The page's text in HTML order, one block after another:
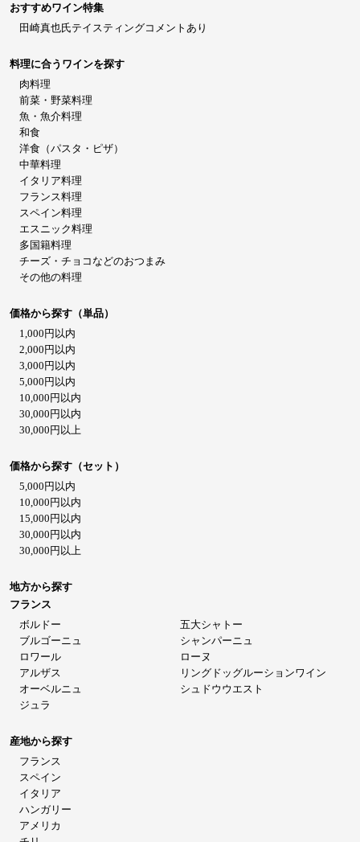
おすすめワイン特集
田崎真也氏テイスティングコメントあり
料理に合うワインを探す
肉料理
前菜・野菜料理
魚・魚介料理
和食
洋食（パスタ・ピザ）
中華料理
イタリア料理
フランス料理
スペイン料理
エスニック料理
多国籍料理
チーズ・チョコなどのおつまみ
その他の料理
価格から探す（単品）
1,000円以内
2,000円以内
3,000円以内
5,000円以内
10,000円以内
30,000円以内
30,000円以上
価格から探す（セット）
5,000円以内
10,000円以内
15,000円以内
30,000円以内
30,000円以上
地方から探す
フランス
ボルドー
五大シャトー
ブルゴーニュ
シャンパーニュ
ロワール
ローヌ
アルザス
リングドッグルーションワイン
オーベルニュ
シュドウウエスト
ジュラ
産地から探す
フランス
スペイン
イタリア
ハンガリー
アメリカ